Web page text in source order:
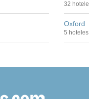
32
Oxford
5 hoteles